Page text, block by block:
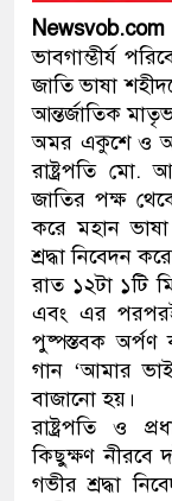
Newsvob.com
ভাবগাম্ভীর্য
জাতি ভাষা
আন্তর্জাতিক
অমর একুশে ও
রাষ্ট্রপতি মো.
জাতির পক্ষ
করে মহান
শ্রদ্ধা নিবেদন
রাত ১২টা ১টি
এবং এর পরপরই
পুষ্পস্তবক
গান ‘আমার
বাজানো হয়।
রাষ্ট্রপতি ও
কিছুক্ষণ নীরবে
গভীর শ্রদ্ধা